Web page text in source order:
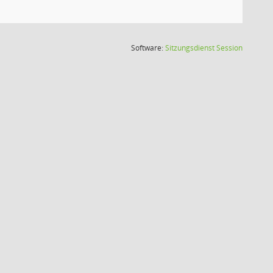
Software:SitzungsdienstSession(Wird in